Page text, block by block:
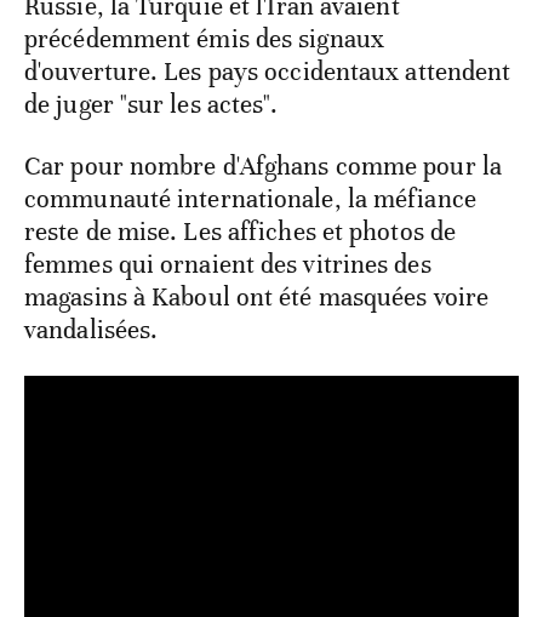
précédemment émis des signaux
d'ouverture. Les pays occidentaux attendent
de juger "sur les actes".
Car pour nombre d'Afghans comme pour la
communauté internationale, la méfiance
reste de mise. Les affiches et photos de
femmes qui ornaient des vitrines des
magasins à Kaboul ont été masquées voire
vandalisées.